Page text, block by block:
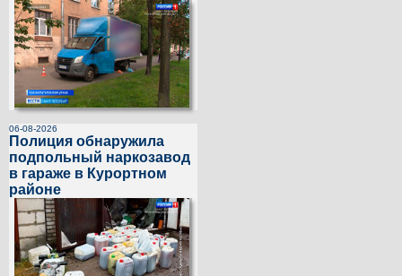
06-08-2026
Полиция обнаружила
подпольный наркозавод
в гараже в Курортном
районе